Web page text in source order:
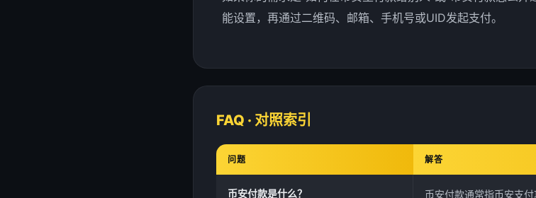
能设置，再通过二维码、邮箱、手机号或UID发起支付。
FAQ · 对照索引
问题 解答
币安付款是什么？
币安付款通常指币安支